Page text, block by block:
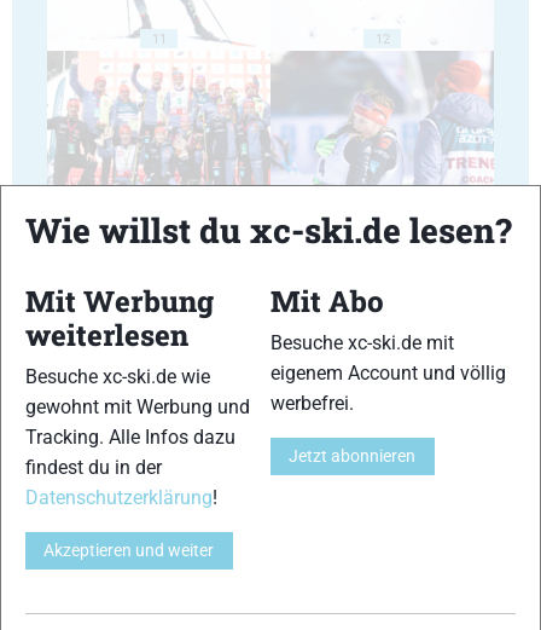
11 12
15
17
Wie willst du xc-ski.de lesen?
Mit Werbung
weiterlesen
Besuche xc-ski.de wie
gewohnt mit Werbung und
Tracking. Alle Infos dazu
findest du in der
Datenschutzerklärung!
Akzeptieren und weiter
Mit Abo
Besuche xc-ski.de mit
eigenem Account und völlig
werbefrei.
Jetzt abonnieren